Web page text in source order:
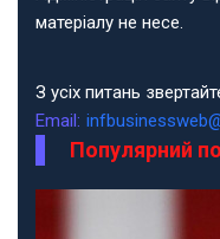
матеріалу не несе.
З усіх питань
Email:
Популярний